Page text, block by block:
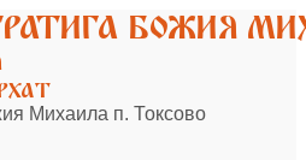
Михаила п. Токсово